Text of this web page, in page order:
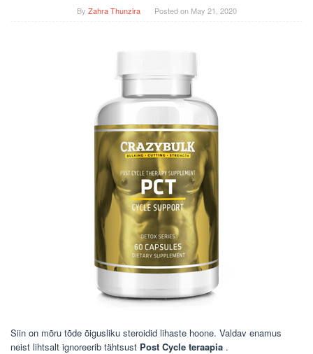
By Zahra Thunzira Posted on May 21, 2020
Siin on mõru tõde õigusliku steroidid lihaste hoone. Valdav enamus
neist lihtsalt ignoreerib tähtsust Post Cycle teraapia .